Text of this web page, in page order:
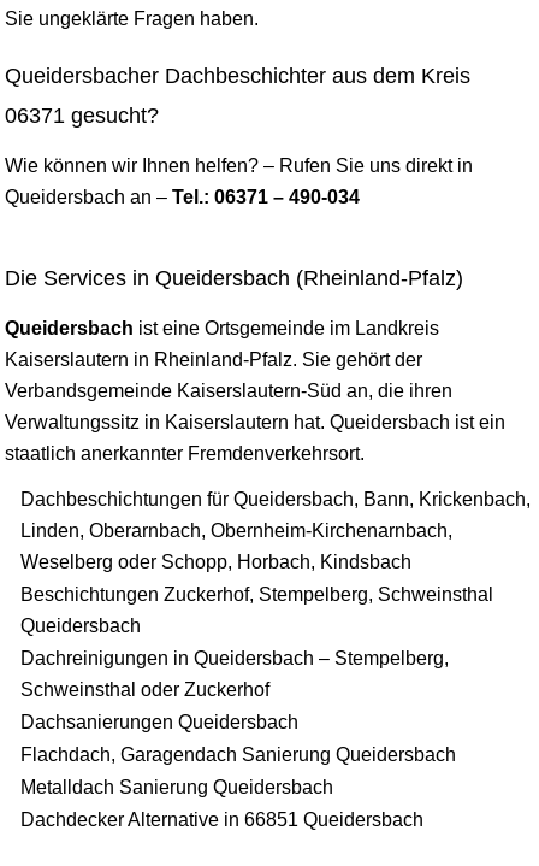
Sie ungeklärte Fragen haben.
Queidersbacher Dachbeschichter aus dem Kreis
06371 gesucht?
Wie können wir Ihnen helfen? – Rufen Sie uns direkt in
Queidersbach an – Tel.: 06371 – 490-034
Die Services in Queidersbach (Rheinland-Pfalz)
Queidersbach ist eine Ortsgemeinde im Landkreis
Kaiserslautern in Rheinland-Pfalz. Sie gehört der
Verbandsgemeinde Kaiserslautern-Süd an, die ihren
Verwaltungssitz in Kaiserslautern hat. Queidersbach ist ein
staatlich anerkannter Fremdenverkehrsort.
Dachbeschichtungen für Queidersbach, Bann, Krickenbach,
Linden, Oberarnbach, Obernheim-Kirchenarnbach,
Weselberg oder Schopp, Horbach, Kindsbach
Beschichtungen Zuckerhof, Stempelberg, Schweinsthal
Queidersbach
Dachreinigungen in Queidersbach – Stempelberg,
Schweinsthal oder Zuckerhof
Dachsanierungen Queidersbach
Flachdach, Garagendach Sanierung Queidersbach
Metalldach Sanierung Queidersbach
Dachdecker Alternative in 66851 Queidersbach